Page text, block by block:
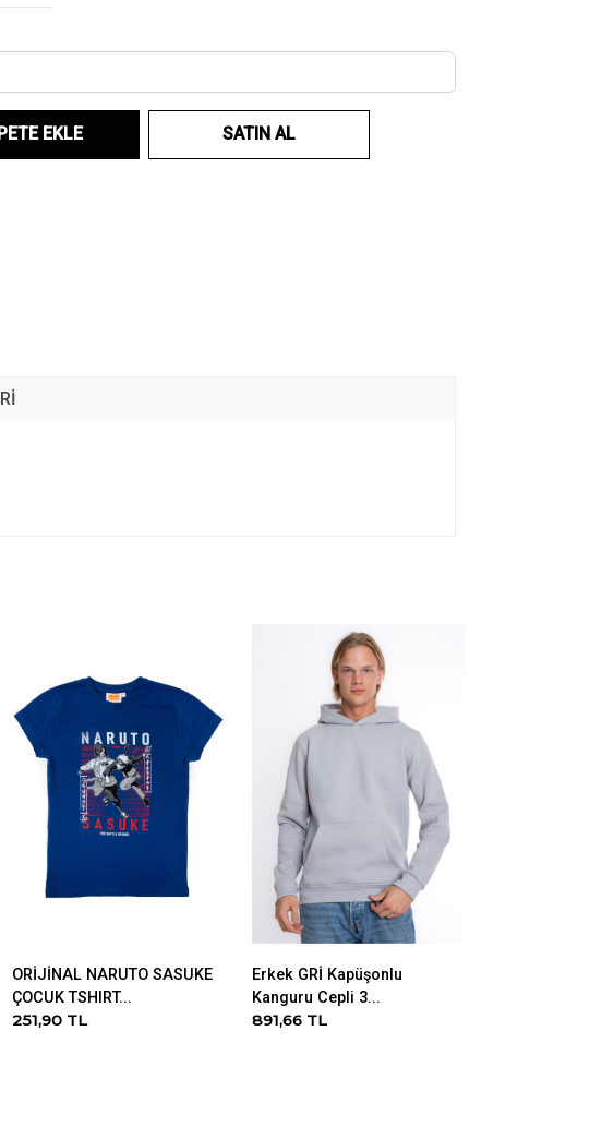
EKLE SATIN AL
ORİJİNAL NARUTO SASUKE
ÇOCUK TSHIRT...
251,90 TL
Erkek GRİ Kapüşonlu
Kanguru Cepli 3...
891,66 TL